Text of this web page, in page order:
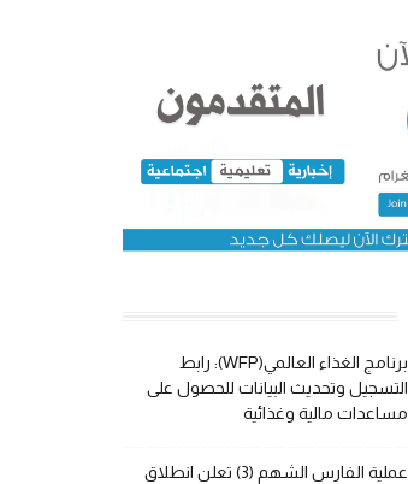
برنامج الغذاء العالمي(WFP): رابط
التسجيل وتحديث البيانات للحصول على
مساعدات مالية وغذائية
عملية الفارس الشهم (3) تعلن انطلاق